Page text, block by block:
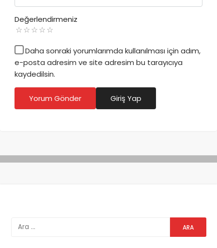
Değerlendirmeniz
Daha sonraki yorumlarımda kullanılması için adım,
e-posta adresim ve site adresim bu tarayıcıya
kaydedilsin.
Yorum Gönder Giriş Yap